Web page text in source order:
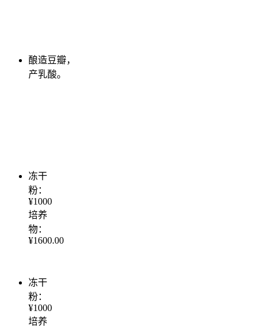
酿造豆瓣，
产乳酸。
冻干
粉：
¥1000
培养
物：
¥1600.00
冻干
粉：
¥1000
培养